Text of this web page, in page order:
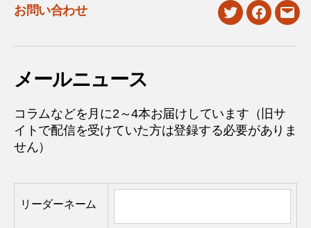
お問い合わせ
twitterfacebook
メールニュース
コラムなどを月に2～4本お届けしています（旧サ
イトで配信を受けていた方は登録する必要がありま
せん）
リーダーネーム